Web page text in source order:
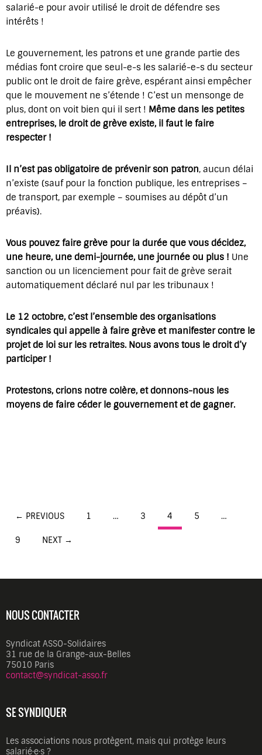
salarié-e pour avoir utilisé le droit de défendre ses
intérêts !
Le gouvernement, les patrons et une grande partie des
médias font croire que seul-e-s les salarié-e-s du secteur
public ont le droit de faire grève, espérant ainsi empêcher
que le mouvement ne s’étende ! C’est un mensonge de
plus, dont on voit bien qui il sert ! Même dans les petites
entreprises, le droit de grève existe, il faut le faire
respecter !
Il n’est pas obligatoire de prévenir son patron, aucun délai
n’existe (sauf pour la fonction publique, les entreprises –
de transport, par exemple – soumises au dépôt d’un
préavis).
Vous pouvez faire grève pour la durée que vous décidez,
une heure, une demi-journée, une journée ou plus ! Une
sanction ou un licenciement pour fait de grève serait
automatiquement déclaré nul par les tribunaux !
Le 12 octobre, c’est l’ensemble des organisations
syndicales qui appelle à faire grève et manifester contre le
projet de loi sur les retraites. Nous avons tous le droit d’y
participer !
Protestons, crions notre colère, et donnons-nous les
moyens de faire céder le gouvernement et de gagner.
Posts
navigation
← PREVIOUS 1 … 3 4 5 …
9 NEXT →
NOUS CONTACTER
Syndicat ASSO-Solidaires
31 rue de la Grange-aux-Belles
75010 Paris
contact@syndicat-asso.fr
SE SYNDIQUER
Les associations nous protègent, mais qui protège leurs
salarié·e·s ?